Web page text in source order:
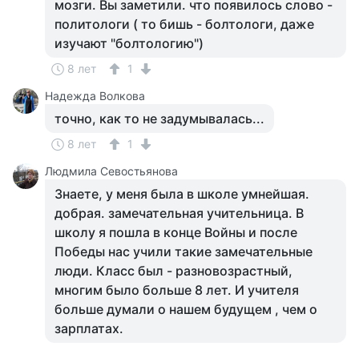
мозги. Вы заметили. что появилось слово -
политологи ( то бишь - болтологи, даже
изучают "болтологию")
8 лет
1
Надежда Волкова
точно, как то не задумывалась...
8 лет
1
Людмила Севостьянова
Знаете, у меня была в школе умнейшая.
добрая. замечательная учительница. В
школу я пошла в конце Войны и после
Победы нас учили такие замечательные
люди. Класс был - разновозрастный,
многим было больше 8 лет. И учителя
больше думали о нашем будущем , чем о
зарплатах.